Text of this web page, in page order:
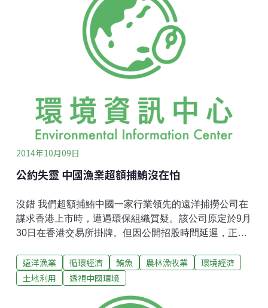
礁魚類等。隨著中國中產階級人群不斷擴大，收入日益
增多，中國的人均海鮮消費量也在上漲。宴席中總少不
了進口的珍奇海鮮。但隨著反腐運動的高調開展和打擊
公費吃喝政策的頒布，海鮮消費結構正在發生變化，魚
翅的消費量已逐漸減少。珊瑚礁魚類正面臨威脅然而，
另一些海洋物種正在面臨瀕危的絕境，尤其是五彩斑斕
要支柱，主要來源國包括印度尼西亞和菲律賓。大部分
「鮮活珊瑚礁食用魚」都銷往了中國
2014年10月09日
公約失靈 中國漁業超額捕鮪沒在怕
沒錯 我們超額捕鮪中國一家行業領先的遠洋捕撈公司在
謀求香港上市時，遭遇環保組織質疑。該公司原定於9月
30日在香港交易所掛牌。但因公開招股時間延遲，正式
和平（香港）向香港交易所發出申訴信，指責中國金槍
魚產業集團控股有限公司（下稱中國金槍魚公司）在招
續發展上的業務風險。3個月前，中國金槍魚公司在其招
遠洋漁業 循環經濟 鮪魚 農林漁牧業
環境經濟
土地利用
透視中國環境